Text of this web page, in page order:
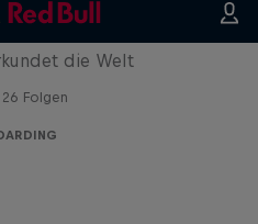
die Welt
Folgen